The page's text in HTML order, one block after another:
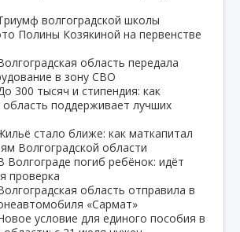
волгоградской школы
Полины Козякиной на первенстве
область передала
в зону СВО
300 тысяч и стипендия: как
область поддерживает лучших
стало ближе: как маткапитал
Волгоградской области
Волгограде погиб ребёнок: идёт
проверка
область отправила в
«Сармат»
условие для единого пособия в